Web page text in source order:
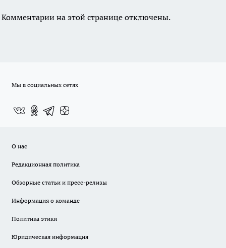
Комментарии на этой странице отключены.
Мы в социальных сетях
О нас
Редакционная политика
Обзорные статьи и пресс-релизы
Информация о команде
Политика этики
Юридическая информация